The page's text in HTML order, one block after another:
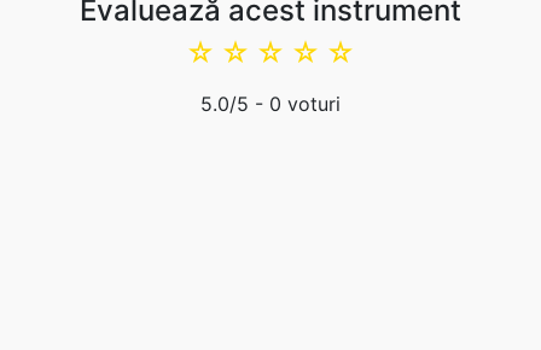
Evaluează acest instrument
☆
☆
☆
☆
☆
5.0/5 - 0 voturi